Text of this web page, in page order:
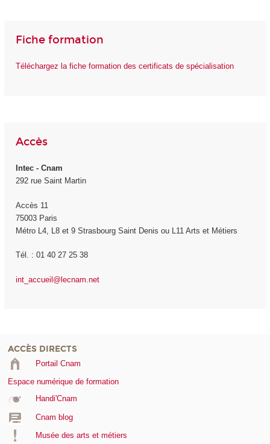
Fiche formation
Téléchargez la fiche formation des certificats de spécialisation
Accès
Intec - Cnam
292 rue Saint Martin
Accès 11
75003 Paris
Métro L4, L8 et 9 Strasbourg Saint Denis ou L11 Arts et Métiers
Tél. : 01 40 27 25 38
int_accueil@lecnam.net
ACCÈS DIRECTS
Portail Cnam
Espace numérique de formation
Handi'Cnam
Cnam blog
Musée des arts et métiers